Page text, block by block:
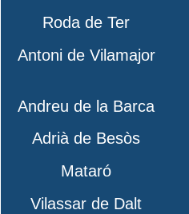
Roda de Ter
Antoni de Vilamajor
Andreu de la Barca
Adrià de Besòs
Mataró
Vilassar de Dalt